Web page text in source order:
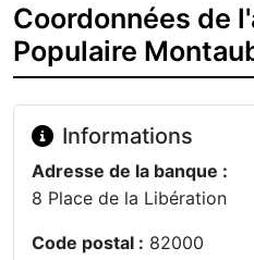
Coordonnées de
Populaire
Informations
Adresse de la banque :
8 Place de la Libération
Code postal : 82000